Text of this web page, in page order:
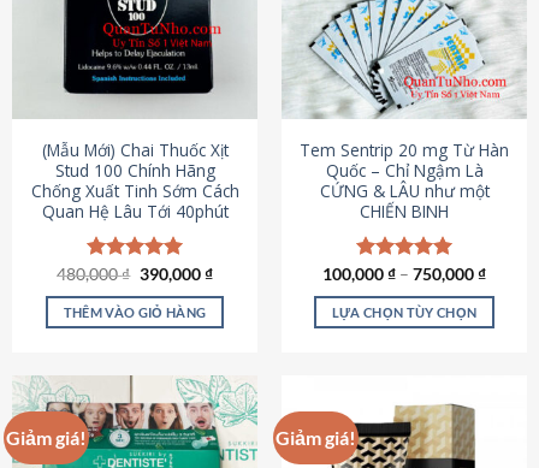
Các
tùy
chọn
được
chọn
trên
trang
sản
phẩm
Các
tùy
chọn
có
thể
chọn
trên
trang
sản
phẩm
(Mẫu Mới) Chai Thuốc Xịt
Stud 100 Chính Hãng
Chống Xuất Tinh Sớm Cách
Quan Hệ Lâu Tới 40phút
Được xếp
hạng5.00
5 sao
480,000₫ Giá
là:
480,000 ₫.
390,000₫Giá
tại
THÊM VÀO GIỎ HÀNG
Tem Sentrip 20 mg Từ Hàn
Quốc – Chỉ Ngậm Là
CỨNG & LÂU như một
CHIẾN BINH
Được xếp
hạng5.00
5 sao
100,000₫ – 750,000₫
LỰA CHỌN TÙY CHỌN
có
nhiều
Giảm giá! Giảm giá!